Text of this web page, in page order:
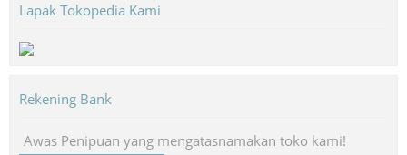
Lapak Tokopedia Kami
Rekening Bank
Awas Penipuan yang mengatasnamakan toko kami!